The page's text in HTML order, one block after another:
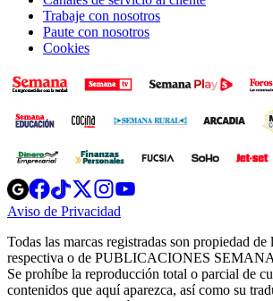
Trabaje con nosotros
Paute con nosotros
Cookies
Opens
in
new
Opens
in
new
Opens
in
new
window
Opens
new
windowwindow
Aviso de Privacidad
new
window
Todas las marcas registradas son propiedad de
respectiva o de PUBLICACIONES
Se prohíbe la reproducción total o parcial de
contenidos que aquí aparezca, así como su